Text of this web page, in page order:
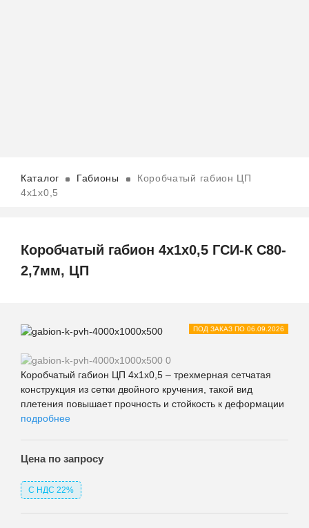
Каталог Габионы
Коробчатый габион ЦП
4х1х0,5
Коробчатый габион 4х1х0,5 ГСИ-К С80-
2,7мм, ЦП
ПОД ЗАКАЗ ПО 06.09.2026
Коробчатый габион ЦП 4х1х0,5 – трехмерная сетчатая
конструкция из сетки двойного кручения, такой вид
плетения повышает прочность и стойкость к деформации
подробнее
Цена по запросу
С НДС 22%